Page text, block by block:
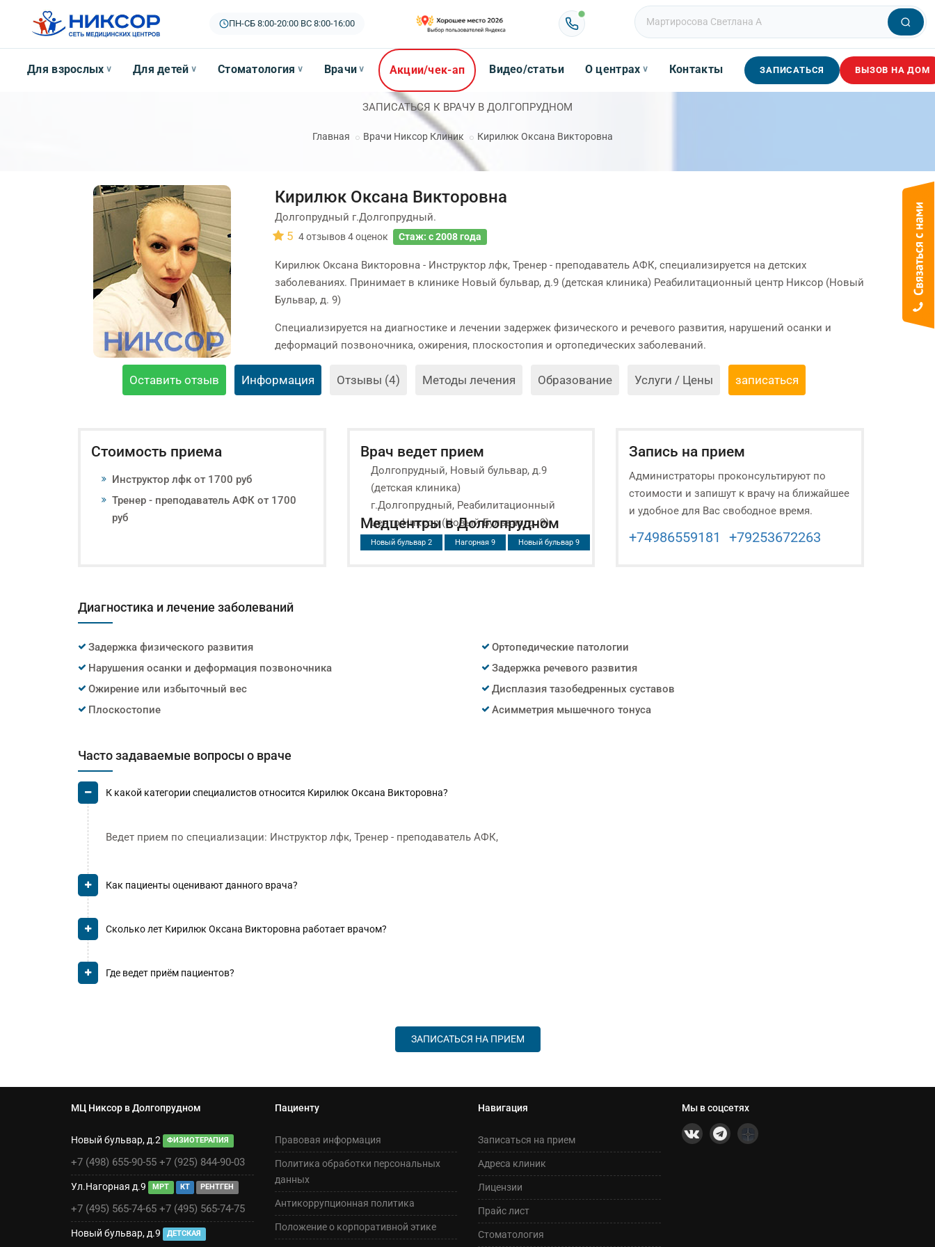
ПН-СБ 8:00-20:00| ВС 8:00-16:00
Для взрослых ∨ Для детей ∨ Стоматология ∨ Врачи ∨ Акции/чек-ап Видео/статьи О центрах ∨ Контакты ЗАПИСАТЬСЯ ВЫЗОВ НА ДОМ
ЗАПИСАТЬСЯ К ВРАЧУ В ДОЛГОПРУДНОМ
Главная Врачи Никсор Клиник Кирилюк Оксана Викторовна
Кирилюк Оксана Викторовна
Долгопрудный г.Долгопрудный.
5 4отзывов4оценок Стаж: с 2008 года
Кирилюк Оксана Викторовна - Инструктор лфк, Тренер - преподаватель АФК, специализируется на детских
заболеваниях. Принимает в клинике Новый бульвар, д.9 (детская клиника) Реабилитационный центр Никсор (Новый
Бульвар, д. 9)
Специализируется на диагностике и лечении задержек физического и речевого развития, нарушений осанки и
деформаций позвоночника, ожирения, плоскостопия и ортопедических заболеваний.
Оставить отзыв Информация Отзывы (4) Методы лечения Образование Услуги / Цены записаться
Стоимость приема
Инструктор лфк от 1700 руб
Тренер - преподаватель АФК от 1700
руб
Врач ведет прием
Долгопрудный, Новый бульвар, д.9
(детская клиника)
г.Долгопрудный, Реабилитационный
центр Никсор (Новый Бульвар, д. 9)
Медцентры в Долгопрудном
Новый бульвар 2 Нагорная 9 Новый бульвар 9
Запись на прием
Администраторы проконсультируют по
стоимости и запишут к врачу на ближайшее
и удобное для Вас свободное время.
+74986559181 +79253672263
Диагностика и лечение заболеваний
Задержка физического развития
Нарушения осанки и деформация позвоночника
Ожирение или избыточный вес
Плоскостопие
Ортопедические патологии
Задержка речевого развития
Дисплазия тазобедренных суставов
Асимметрия мышечного тонуса
Часто задаваемые вопросы о враче
К какой категории специалистов относится Кирилюк Оксана Викторовна?
Ведет прием по специализации: Инструктор лфк, Тренер - преподаватель АФК,
Как пациенты оценивают данного врача?
Сколько лет Кирилюк Оксана Викторовна работает врачом?
Где ведет приём пациентов?
ЗАПИСАТЬСЯ НА ПРИЕМ
МЦ Никсор в Долгопрудном
Новый бульвар, д.2 ФИЗИОТЕРАПИЯ
+7 (498) 655-90-55 +7 (925) 844-90-03
Ул.Нагорная д.9 МРТ КТ РЕНТГЕН
+7 (495) 565-74-65 +7 (495) 565-74-75
Новый бульвар, д.9 ДЕТСКАЯ
Пациенту
Правовая информация
Политика обработки персональных
данных
Антикоррупционная политика
Положение о корпоративной этике
Навигация
Записаться на прием
Адреса клиник
Лицензии
Прайс лист
Стоматология
Мы в соцсетях